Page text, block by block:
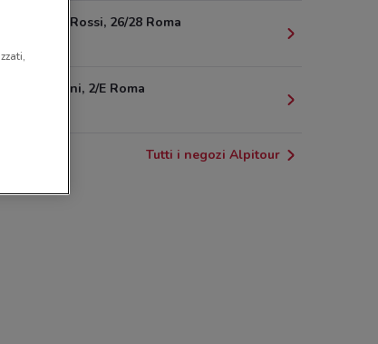
Via G.B. De Rossi, 26/28 Roma
Via Morgagni, 2/E Roma
Tutti i negozi Alpitour